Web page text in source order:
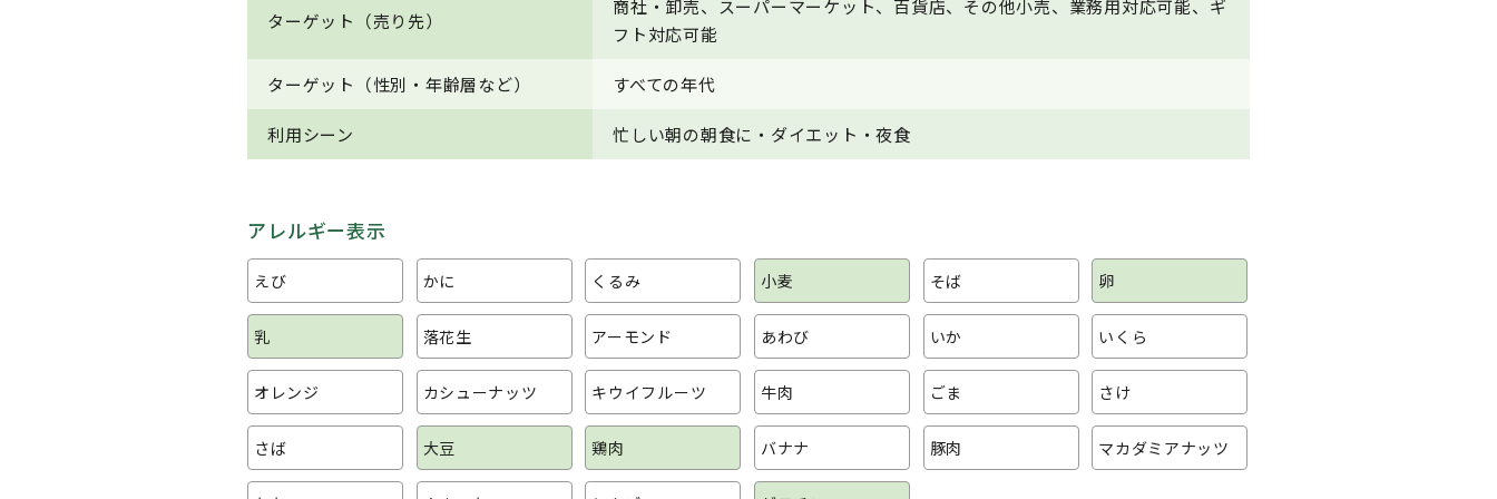
ターゲット（売り先）
商社・卸売、スーパーマーケット、百貨店、その他小売、業務用対応可能、ギ
フト対応可能
ターゲット（性別・年齢層など） すべての年代
利用シーン 忙しい朝の朝食に・ダイエット・夜食
アレルギー表示
えび かに くるみ 小麦 そば 卵
乳 落花生 アーモンド あわび いか いくら
オレンジ カシューナッツ キウイフルーツ 牛肉 ごま さけ
さば 大豆 鶏肉 バナナ 豚肉 マカダミアナッツ